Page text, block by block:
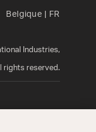
Belgique FR
Industries,
rights reserved.